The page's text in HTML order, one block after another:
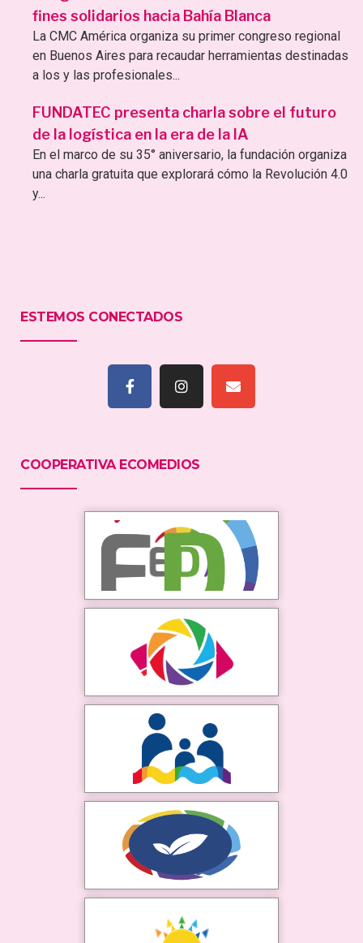
fines solidarios hacia Bahía Blanca
La CMC América organiza su primer congreso regional
en Buenos Aires para recaudar herramientas destinadas
a los y las profesionales...
FUNDATEC presenta charla sobre el futuro
de la logística en la era de la IA
En el marco de su 35° aniversario, la fundación organiza
una charla gratuita que explorará cómo la Revolución 4.0
y...
ESTEMOS CONECTADOS
COOPERATIVA ECOMEDIOS